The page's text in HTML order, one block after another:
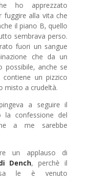
ho apprezzato
fuggire alla vita che
il piano B, quello
sembrava perso.
fuori un sangue
che da un
possibile, anche se
un pizzico
misto a crudeltà.
a seguire il
confessione del
a me sarebbe
un applauso di
Dench, perchè il
le è venuto